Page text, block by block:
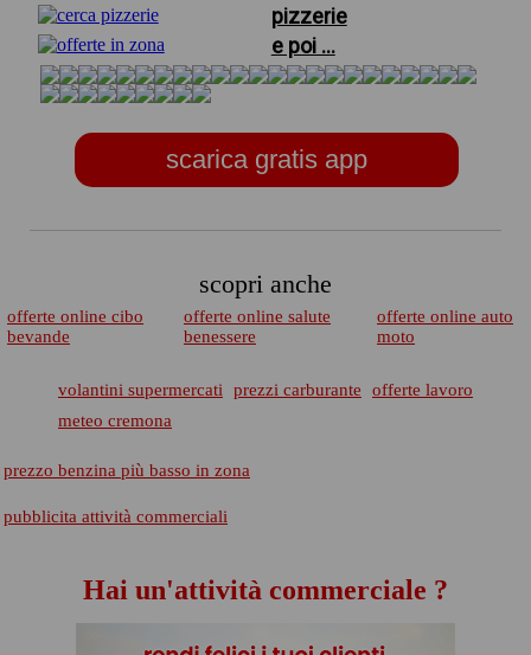
pizzerie
e poi ...
scarica gratis app
scopri anche
offerte online cibo
bevande
offerte online salute
benessere
offerte online auto
moto
volantini supermercati prezzi carburante
offerte lavoro
meteo cremona
prezzo benzina più basso in zona
pubblicita attività commerciali
Hai un'attività commerciale ?